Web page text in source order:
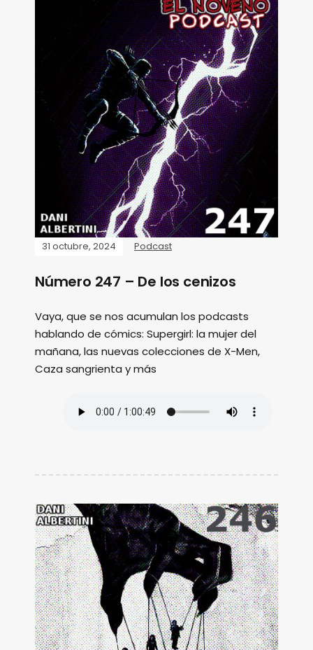
31 octubre, 2024 Podcast
Número 247 – De los cenizos
Vaya, que se nos acumulan los podcasts
hablando de cómics: Supergirl: la mujer del
mañana, las nuevas colecciones de X-Men,
Caza sangrienta y más